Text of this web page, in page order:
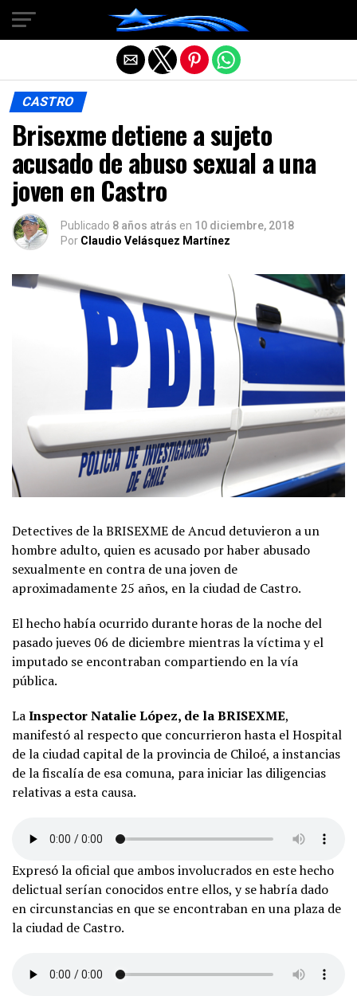
CASTRO
Brisexme detiene a sujeto
acusado de abuso sexual a una
joven en Castro
Publicado 8 años atrás en 10 diciembre, 2018
Por Claudio Velásquez Martínez
Detectives de la BRISEXME de Ancud detuvieron a un
hombre adulto, quien es acusado por haber abusado
sexualmente en contra de una joven de
aproximadamente 25 años, en la ciudad de Castro.
El hecho había ocurrido durante horas de la noche del
pasado jueves 06 de diciembre mientras la víctima y el
imputado se encontraban compartiendo en la vía
pública.
LaInspector Natalie López, de la BRISEXME,
manifestó al respecto que concurrieron hasta el Hospital
de la ciudad capital de la provincia de Chiloé, a instancias
de la fiscalía de esa comuna, para iniciar las diligencias
relativas a esta causa.
Expresó la oficial que ambos involucrados en este hecho
delictual serían conocidos entre ellos, y se habría dado
en circunstancias en que se encontraban en una plaza de
la ciudad de Castro.
Salir de la versión móvil